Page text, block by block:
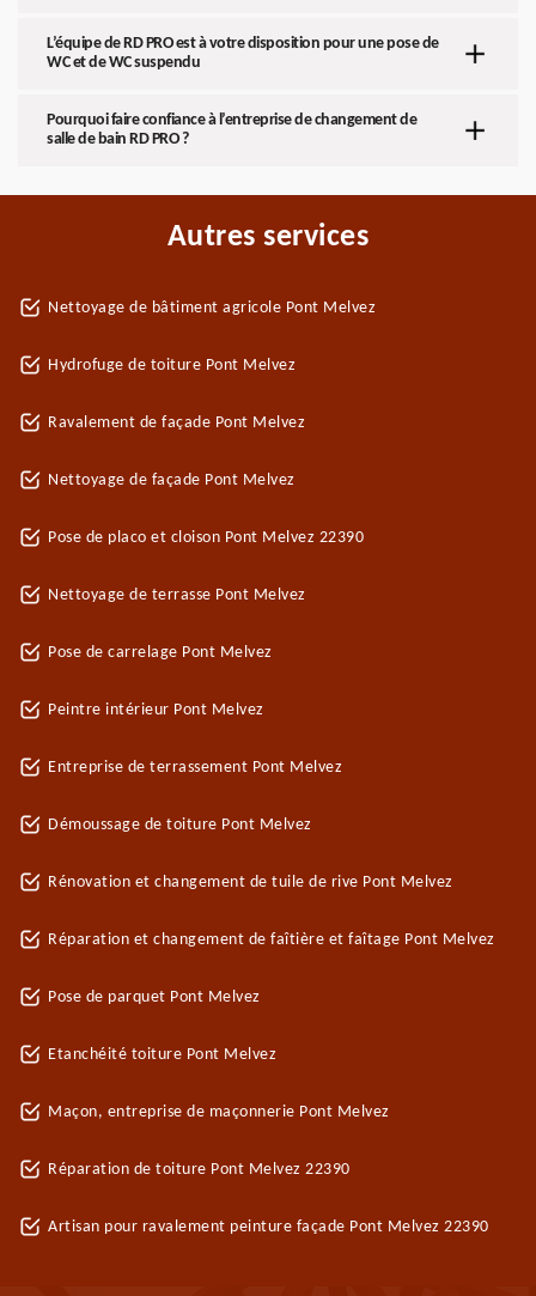
L’équipe de RD PRO est à votre disposition pour une pose de
WC et de WC suspendu
Pourquoi faire confiance à l’entreprise de changement de
salle de bain RD PRO ?
Autres services
Nettoyage de bâtiment agricole Pont Melvez
Hydrofuge de toiture Pont Melvez
Ravalement de façade Pont Melvez
Nettoyage de façade Pont Melvez
Pose de placo et cloison Pont Melvez 22390
Nettoyage de terrasse Pont Melvez
Pose de carrelage Pont Melvez
Peintre intérieur Pont Melvez
Entreprise de terrassement Pont Melvez
Démoussage de toiture Pont Melvez
Rénovation et changement de tuile de rive Pont Melvez
Réparation et changement de faîtière et faîtage Pont Melvez
Pose de parquet Pont Melvez
Etanchéité toiture Pont Melvez
Maçon, entreprise de maçonnerie Pont Melvez
Réparation de toiture Pont Melvez 22390
Artisan pour ravalement peinture façade Pont Melvez 22390